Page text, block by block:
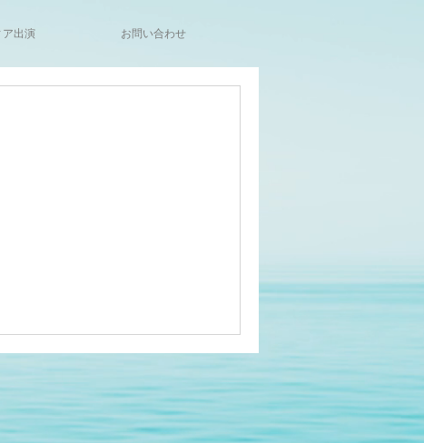
ア出演 お問い合わせ